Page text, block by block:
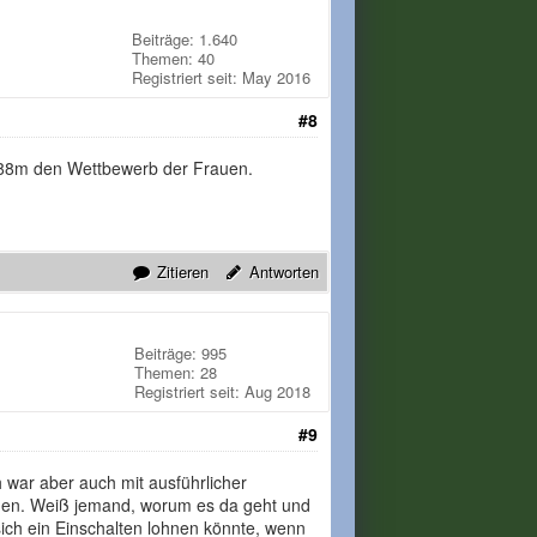
Beiträge: 1.640
Themen: 40
Registriert seit: May 2016
#8
den Wettbewerb der Frauen.
Zitieren Antworten
Beiträge: 995
Themen: 28
Registriert seit: Aug 2018
#9
aber auch mit ausführlicher
Weiß jemand, worum es da geht und
ein Einschalten lohnen könnte, wenn